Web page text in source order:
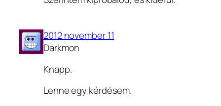
2012 november 11
Darkmon
Knapp.
Lenne egy kérdésem.